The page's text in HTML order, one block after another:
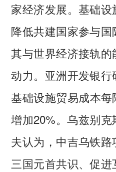
家经济发展。基础
降低共建国家参与
其与世界经济接轨
动力。亚洲开发银
基础设施贸易成本
增加20%。乌兹别
夫认为，中吉乌铁
三国元首共识、促